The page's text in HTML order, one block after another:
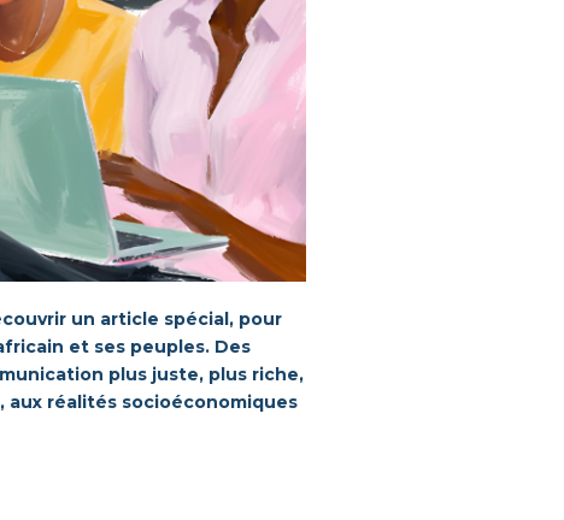
un article spécial, pour
et ses peuples. Des
plus juste, plus riche,
réalités socioéconomiques